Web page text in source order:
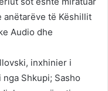
të Këshillit
Audio dhe
inxhinier i
Shkupi; Sasho